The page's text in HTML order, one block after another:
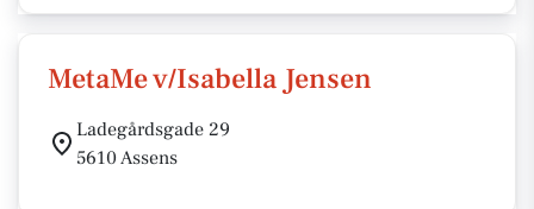
MetaMe v/Isabella Jensen
Ladegårdsgade 29
5610 Assens